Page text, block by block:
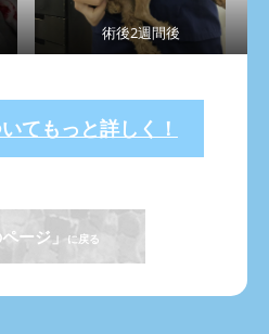
術後2週間後
てもっと詳しく！
ージ」 に戻る